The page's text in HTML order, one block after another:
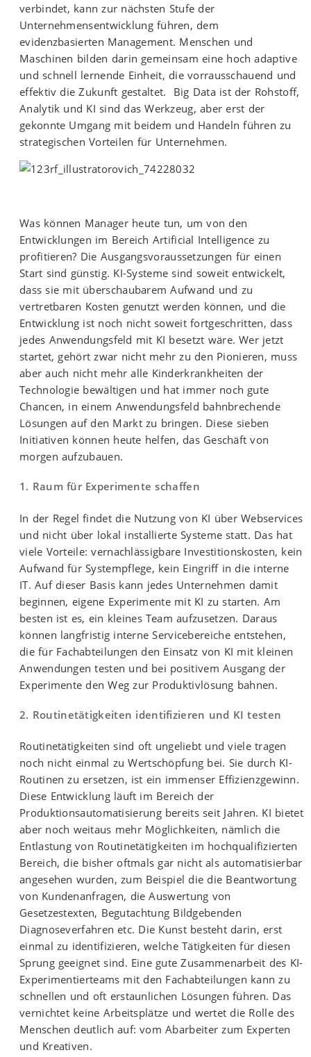
verbindet, kann zur nächsten Stufe der
Unternehmensentwicklung führen, dem
evidenzbasierten Management. Menschen und
Maschinen bilden darin gemeinsam eine hoch adaptive
und schnell lernende Einheit, die vorrausschauend und
effektiv die Zukunft gestaltet. Big Data ist der Rohstoff,
Analytik und KI sind das Werkzeug, aber erst der
gekonnte Umgang mit beidem und Handeln führen zu
strategischen Vorteilen für Unternehmen.
Was können Manager heute tun, um von den
Entwicklungen im Bereich Artificial Intelligence zu
profitieren? Die Ausgangsvoraussetzungen für einen
Start sind günstig. KI-Systeme sind soweit entwickelt,
dass sie mit überschaubarem Aufwand und zu
vertretbaren Kosten genutzt werden können, und die
Entwicklung ist noch nicht soweit fortgeschritten, dass
jedes Anwendungsfeld mit KI besetzt wäre. Wer jetzt
startet, gehört zwar nicht mehr zu den Pionieren, muss
aber auch nicht mehr alle Kinderkrankheiten der
Technologie bewältigen und hat immer noch gute
Chancen, in einem Anwendungsfeld bahnbrechende
Lösungen auf den Markt zu bringen. Diese sieben
Initiativen können heute helfen, das Geschäft von
morgen aufzubauen.
1. Raum für Experimente schaffen
In der Regel findet die Nutzung von KI über Webservices
und nicht über lokal installierte Systeme statt. Das hat
viele Vorteile: vernachlässigbare Investitionskosten, kein
Aufwand für Systempflege, kein Eingriff in die interne
IT. Auf dieser Basis kann jedes Unternehmen damit
beginnen, eigene Experimente mit KI zu starten. Am
besten ist es, ein kleines Team aufzusetzen. Daraus
können langfristig interne Servicebereiche entstehen,
die für Fachabteilungen den Einsatz von KI mit kleinen
Anwendungen testen und bei positivem Ausgang der
Experimente den Weg zur Produktivlösung bahnen.
2. Routinetätigkeiten identifizieren und KI testen
Routinetätigkeiten sind oft ungeliebt und viele tragen
noch nicht einmal zu Wertschöpfung bei. Sie durch KI-
Routinen zu ersetzen, ist ein immenser Effizienzgewinn.
Diese Entwicklung läuft im Bereich der
Produktionsautomatisierung bereits seit Jahren. KI bietet
aber noch weitaus mehr Möglichkeiten, nämlich die
Entlastung von Routinetätigkeiten im hochqualifizierten
Bereich, die bisher oftmals gar nicht als automatisierbar
angesehen wurden, zum Beispiel die die Beantwortung
von Kundenanfragen, die Auswertung von
Gesetzestexten, Begutachtung Bildgebenden
Diagnoseverfahren etc. Die Kunst besteht darin, erst
einmal zu identifizieren, welche Tätigkeiten für diesen
Sprung geeignet sind. Eine gute Zusammenarbeit des KI-
Experimentierteams mit den Fachabteilungen kann zu
schnellen und oft erstaunlichen Lösungen führen. Das
vernichtet keine Arbeitsplätze und wertet die Rolle des
Menschen deutlich auf: vom Abarbeiter zum Experten
und Kreativen.